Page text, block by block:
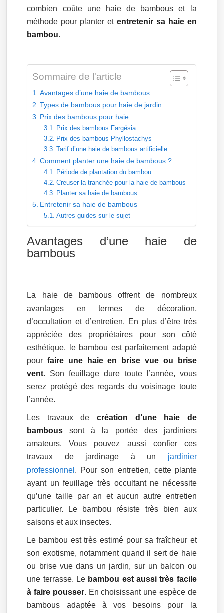
combien coûte une haie de bambous et la
méthode pour planter et entretenir sa haie en
bambou.
Sommaire de l'article
Avantages d’une haie de bambous
Types de bambous pour haie de jardin
Prix des bambous pour haie
Prix des bambous Fargésia
Prix des bambous Phyllostachys
Tarif d’une haie de bambous artificielle
Comment planter une haie de bambous ?
Période de plantation du bambou
Creuser la tranchée pour la haie de bambous
Planter sa haie de bambous
Entretenir sa haie de bambous
Autres guides sur le sujet
Avantages d’une haie de
bambous
La haie de bambous offrent de nombreux
avantages en termes de décoration,
d’occultation et d’entretien. En plus d’être très
appréciée des propriétaires pour son côté
esthétique, le bambou est parfaitement adapté
pourfaire une haie en brise vue ou brise
vent. Son feuillage dure toute l’année, vous
serez protégé des regards du voisinage toute
l’année.
Les travaux de création d’une haie de
bambous sont à la portée des jardiniers
amateurs. Vous pouvez aussi confier ces
travaux de jardinage à un jardinier
professionnel . Pour son entretien, cette plante
ayant un feuillage très occultant ne nécessite
qu’une taille par an et aucun autre entretien
particulier. Le bambou résiste très bien aux
saisons et aux insectes.
Le bambou est très estimé pour sa fraîcheur et
son exotisme, notamment quand il sert de haie
ou brise vue dans un jardin, sur un balcon ou
une terrasse. Le bambou est aussi très facile
à faire pousser. En choisissant une espèce de
bambous adaptée à vos besoins pour la